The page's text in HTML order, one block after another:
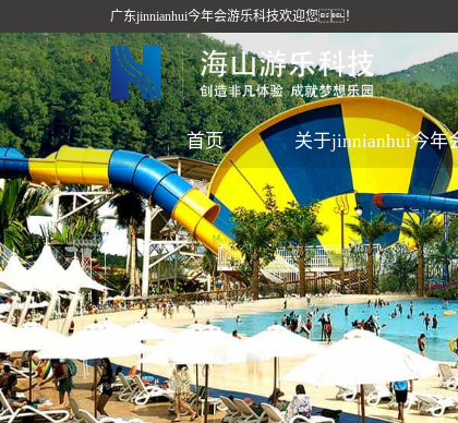
广东jinnianhui今年会游乐科技欢迎您！
首页 关于jinnianhui今年